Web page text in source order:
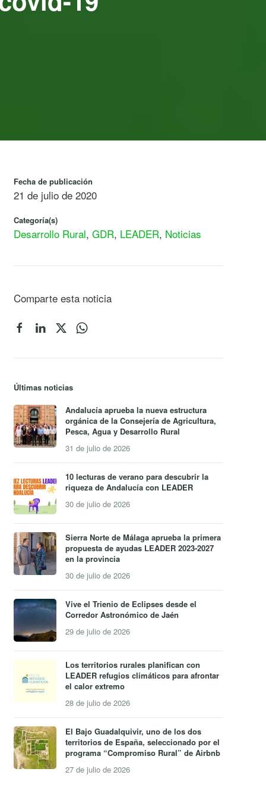
Fecha de publicación
21 de julio de 2020
Categoría(s)
Desarrollo Rural, GDR, LEADER, Noticias
Comparte esta noticia
Últimas noticias
Andalucía aprueba la nueva estructura
orgánica de la Consejería de Agricultura,
Pesca, Agua y Desarrollo Rural
31 de julio de 2026
10 lecturas de verano para descubrir la
riqueza de Andalucía con LEADER
30 de julio de 2026
Sierra Norte de Málaga aprueba la primera
propuesta de ayudas LEADER 2023-2027
en la provincia
30 de julio de 2026
Vive el Trienio de Eclipses desde el
Corredor Astronómico de Jaén
29 de julio de 2026
Los territorios rurales planifican con
LEADER refugios climáticos para afrontar
el calor extremo
28 de julio de 2026
El Bajo Guadalquivir, uno de los dos
territorios de España, seleccionado por el
programa “Compromiso Rural” de Airbnb
27 de julio de 2026